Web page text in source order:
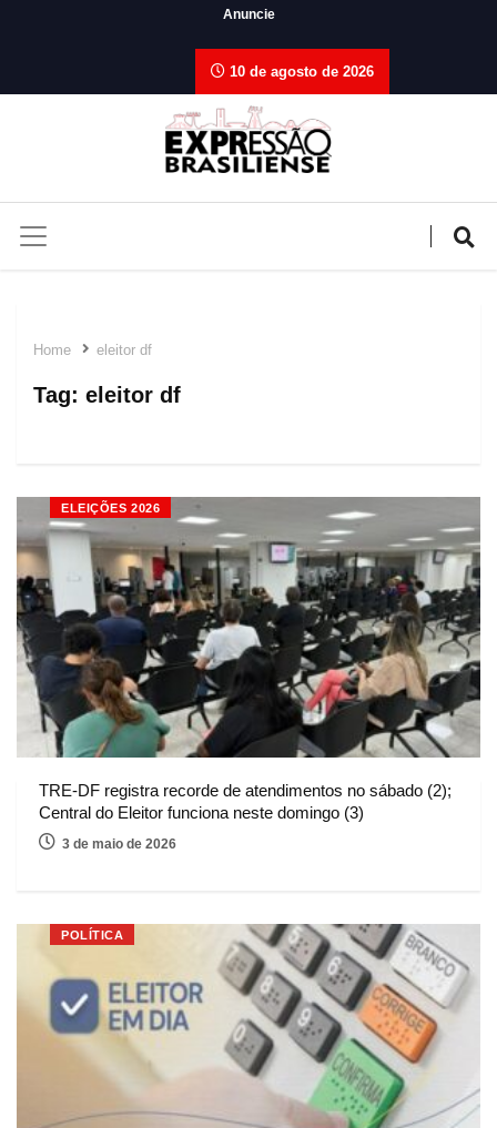
Anuncie
10 de agosto de 2026
Home eleitor df
Tag: eleitor df
ELEIÇÕES 2026
TRE-DF registra recorde de atendimentos no sábado (2);
Central do Eleitor funciona neste domingo (3)
3 de maio de 2026
POLÍTICA